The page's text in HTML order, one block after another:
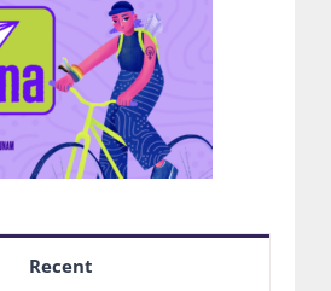
Recent